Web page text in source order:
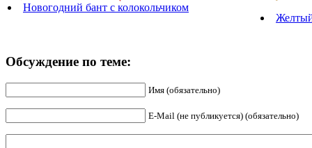
Новогодний бант с колокольчиком
Обсуждение по теме:
Имя (обязательно)
E-Mail (не публикуется) (обязательно)